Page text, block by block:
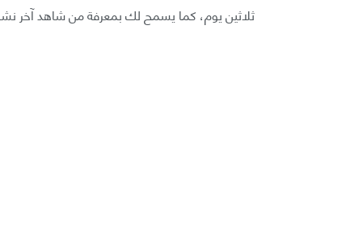
ثلاثين يوم، كما يسمح لك بمعرفة من شاهد آخر